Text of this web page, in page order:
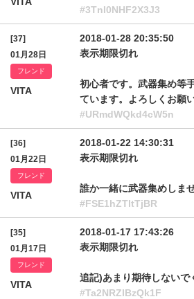
#3TnI0NHF2X3J3
[37]
01月28日
フレンド
VITA
2018-01-28 20:35:50
表示期限切れ
初心者です。武器集め等
ています。よろしくお願
#URmdWQkd4cW5n
[36]
01月22日
フレンド
VITA
2018-01-22 14:30:31
表示期限切れ
誰か一緒に武器集めしま
#FSE1hZTltTjBR
[35]
01月17日
フレンド
VITA
2018-01-17 17:43:26
表示期限切れ
追記)あまり期待しないで
#Ta2NRZlBzQk1F